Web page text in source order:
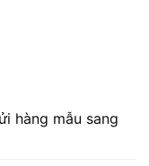
hàng mẫu sang